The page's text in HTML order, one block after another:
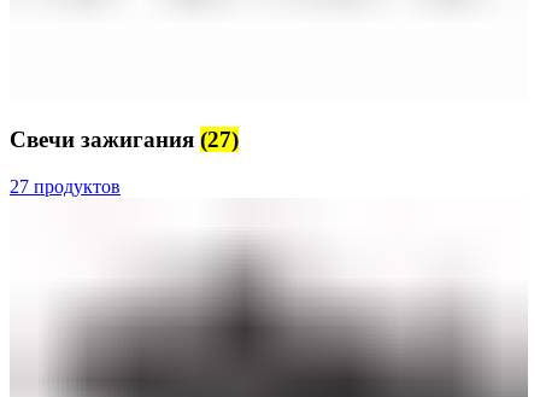
Свечи зажигания (27)
27 продуктов